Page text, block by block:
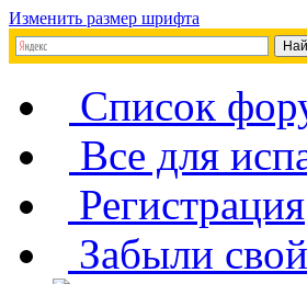
Изменить размер шрифта
Список
Все для
Регистрация
Забыли